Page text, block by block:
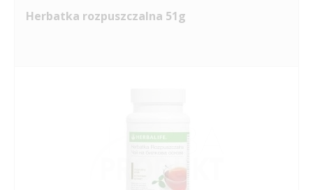
Herbatka rozpuszczalna 51g